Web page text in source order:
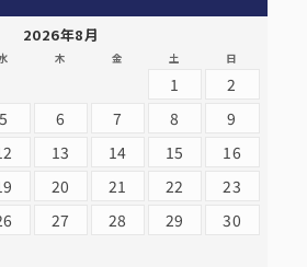
2026年8月
木 金 土 日
1
2
5 6 7 8
9
13 14 15
16
20 21 22
23
27 28 29
30